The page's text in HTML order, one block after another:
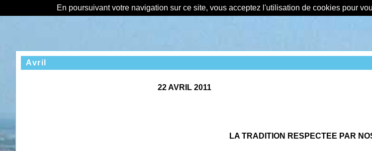
En poursuivant votre navigation sur ce site, vous acceptez l'utilisation de cookies pour
Avril
22 AVRIL 2011
LA TRADITION RESPECTEE PAR